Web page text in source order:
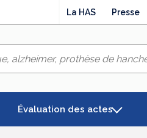
La HAS Presse
Évaluation des actes